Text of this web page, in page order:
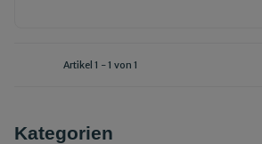
Artikel 1 - 1 von 1
Kategorien